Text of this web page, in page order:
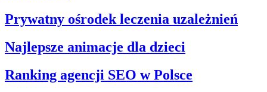
Prywatny ośrodek leczenia uzależnień
Najlepsze animacje dla dzieci
Ranking agencji SEO w Polsce